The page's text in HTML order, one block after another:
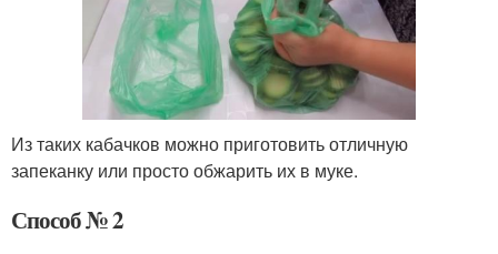
Из таких кабачков можно приготовить отличную
запеканку или просто обжарить их в муке.
Способ № 2